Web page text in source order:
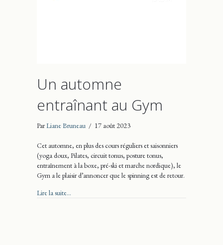
Un automne
entraînant au Gym
ParLiane Bruneau / 17 août 2023
Cet automne, en plus des cours réguliers et saisonniers
(yoga doux, Pilates, circuit tonus, posture tonus,
entraînement à la boxe, pré-ski et marche nordique), le
Gym a le plaisir d’annoncer que le spinning est de retour.
Lire la suite...